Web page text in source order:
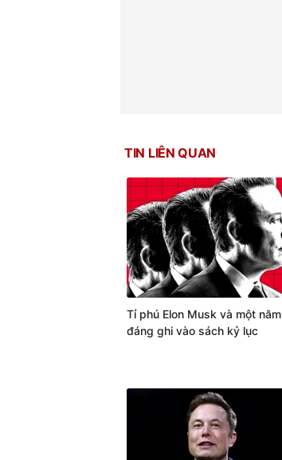
TIN LIÊN QUAN
Tỉ phú Elon Musk và một năm
đáng ghi vào sách kỷ lục